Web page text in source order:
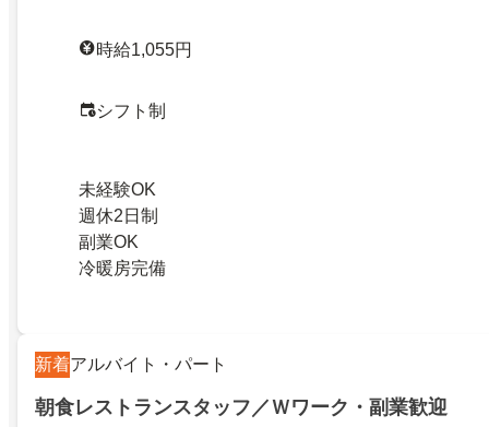
時給1,055円
シフト制
未経験OK
週休2日制
副業OK
冷暖房完備
新着アルバイト・パート
朝食レストランスタッフ／Ｗワーク・副業歓迎